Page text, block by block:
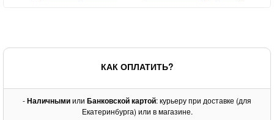
КАК ОПЛАТИТЬ?
-Наличнымиили Банковской картой: курьеру при доставке (для
Екатеринбурга) или в магазине.